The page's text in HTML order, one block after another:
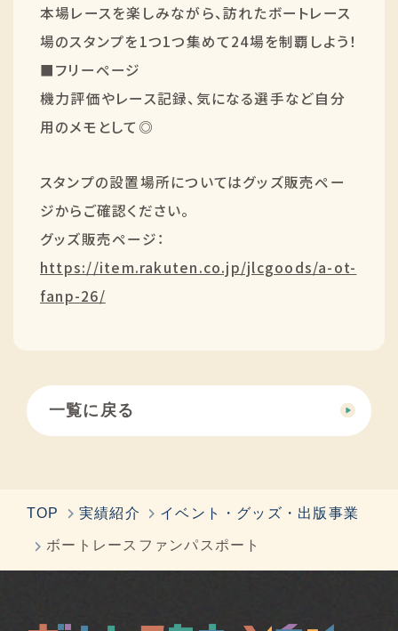
本場レースを楽しみながら、訪れたボートレース
場のスタンプを1つ1つ集めて24場を制覇しよう！
■フリーページ
機力評価やレース記録、気になる選手など自分
用のメモとして◎
スタンプの設置場所についてはグッズ販売ペー
ジからご確認ください。
グッズ販売ページ：
https://item.rakuten.co.jp/jlcgoods/a-ot-
fanp-26/
一覧に戻る
TOP 実績紹介 イベント・グッズ・出版事業
ボートレースファンパスポート